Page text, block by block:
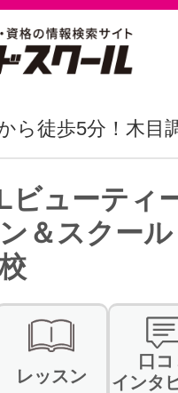
習
スク
通
ら徒歩5分！木目
ビューティ
＆スクー
レッスン
口コ
インタ